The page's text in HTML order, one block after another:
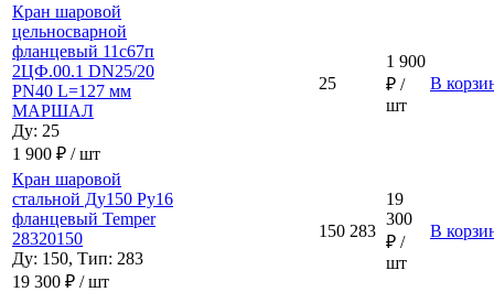
Кран шаровой
цельносварной
фланцевый 11с67п
2ЦФ.00.1 DN25/20
PN40 L=127 мм
МАРШАЛ
Ду: 25
1 900 ₽ / шт
25
1 900
₽ /
шт
В
Кран шаровой
стальной Ду150 Ру16
фланцевый Temper
28320150
Ду: 150, Тип: 283
19 300 ₽ / шт
150 283
19
300
₽ /
шт
В